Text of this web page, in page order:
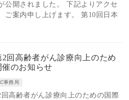
公開されました。 下記よりアクセ
ご案内申し上げます。 第10回日本
2回高齢者がん診療向上のため
のお知らせ
事務局
高齢者がん診療向上のための国際